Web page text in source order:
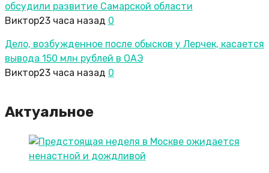
обсудили развитие Самарской области
Виктор23 часа назад 0
Дело, возбужденное после обысков у Лерчек, касается
вывода 150 млн рублей в ОАЭ
Виктор23 часа назад 0
Актуальное